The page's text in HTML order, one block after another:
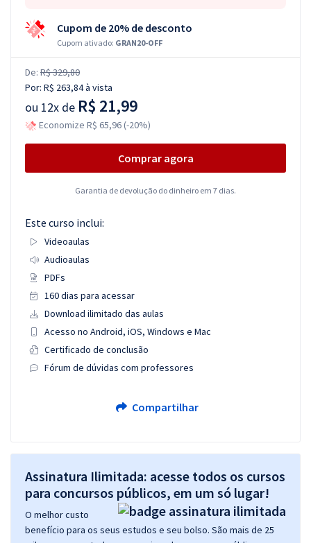
Cupom de 20% de desconto
Cupom ativado: GRAN20-OFF
De: R$ 329,80
Por: R$ 263,84à vista
ou 12x de R$ 21,99
Economize R$ 65,96 (-20%)
Comprar agora
Garantia de devolução do dinheiro em 7 dias.
Este curso inclui:
Videoaulas
Audioaulas
PDFs
160 dias para acessar
Download ilimitado das aulas
Acesso no Android, iOS, Windows e Mac
Certificado de conclusão
Fórum de dúvidas com professores
Compartilhar
Assinatura Ilimitada: acesse todos os cursos
para concursos públicos, em um só lugar!
O melhor custo
benefício para os seus estudos e seu bolso. São mais de 25